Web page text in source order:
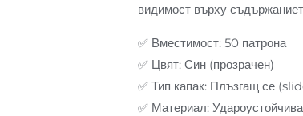
видимост върху
✅ Вместимост: 50 патрона
✅ Цвят: Син (прозрачен)
✅ Тип капак: Плъзгащ се
✅ Материал: